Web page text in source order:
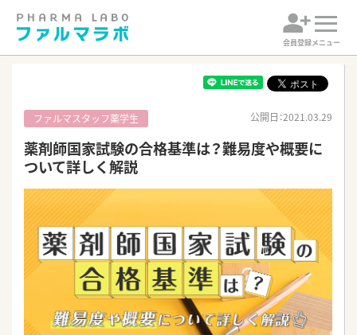
会員登録メニュー
ファルマスタッフ薬学生 公開日：2021.03.29
薬剤師国家試験の合格基準は？難易度や概要に
ついて詳しく解説